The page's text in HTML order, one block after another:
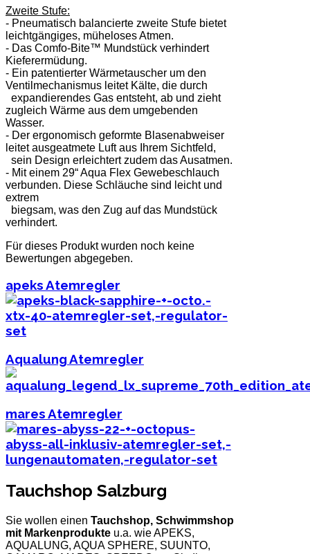
Zweite Stufe:
- Pneumatisch balancierte zweite Stufe bietet
leichtgängiges, müheloses Atmen.
- Das Comfo-Bite™ Mundstück verhindert
Kieferermüdung.
- Ein patentierter Wärmetauscher um den
Ventilmechanismus leitet Kälte, die durch
expandierendes Gas entsteht, ab und zieht
zugleich Wärme aus dem umgebenden
Wasser.
- Der ergonomisch geformte Blasenabweiser
leitet ausgeatmete Luft aus Ihrem Sichtfeld,
sein Design erleichtert zudem das Ausatmen.
- Mit einem 29“ Aqua Flex Gewebeschlauch
verbunden. Diese Schläuche sind leicht und
extrem
biegsam, was den Zug auf das Mundstück
verhindert.
Für dieses Produkt wurden noch keine
Bewertungen abgegeben.
apeks Atemregler
Aqualung Atemregler
mares Atemregler
Tauchshop Salzburg
Sie wollen einen Tauchshop, Schwimmshop
mit Markenprodukte u.a. wie APEKS,
AQUALUNG, AQUA SPHERE, SUUNTO,